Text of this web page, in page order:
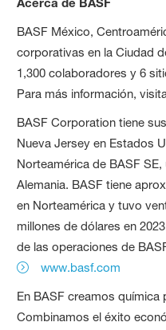
BASF México,
corporativas en la Ciudad
1,300 colaboradores y 6
Para más información,
BASF Corporation tiene
Nueva Jersey en Estados
Norteamérica de BASF
Alemania. BASF tiene
en Norteamérica y tuvo
millones de dólares en
de las operaciones de
www.basf.com
En BASF creamos química
Combinamos el éxito